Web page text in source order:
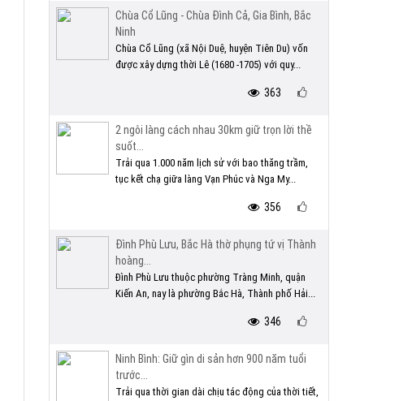
Chùa Cổ Lũng - Chùa Đình Cả, Gia Bình, Bắc
Ninh
Chùa Cổ Lũng (xã Nội Duệ, huyện Tiên Du) vốn
được xây dựng thời Lê (1680 -1705) với quy...
363
2 ngôi làng cách nhau 30km giữ trọn lời thề
suốt...
Trải qua 1.000 năm lịch sử với bao thăng trầm,
tục kết chạ giữa làng Vạn Phúc và Nga My...
356
Đình Phù Lưu, Bắc Hà thờ phụng tứ vị Thành
hoàng...
Đình Phù Lưu thuộc phường Tràng Minh, quận
Kiến An, nay là phường Bắc Hà, Thành phố Hải...
346
Ninh Bình: Giữ gìn di sản hơn 900 năm tuổi
trước...
Trải qua thời gian dài chịu tác động của thời tiết,